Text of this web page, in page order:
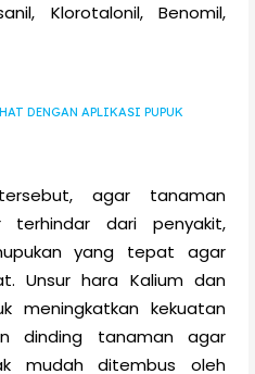
Klorotalonil, Benomil,
DENGAN APLIKASI PUPUK
agar tanaman
terhindar dari penyakit,
yang tepat agar
Unsur hara Kalium dan
meningkatkan kekuatan
dinding tanaman agar
mudah ditembus oleh